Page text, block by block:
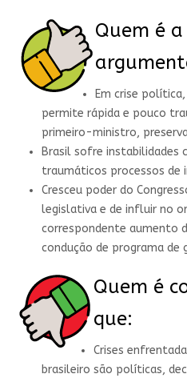
Quem é
Em crise
permite rápida e pouco
primeiro-ministro,
Brasil sofre instabilidades
traumáticos processos de
Cresceu poder do
legislativa e de influir no
correspondente aumento
condução de programa de
Quem é
que:
Crises
brasileiro são políticas,